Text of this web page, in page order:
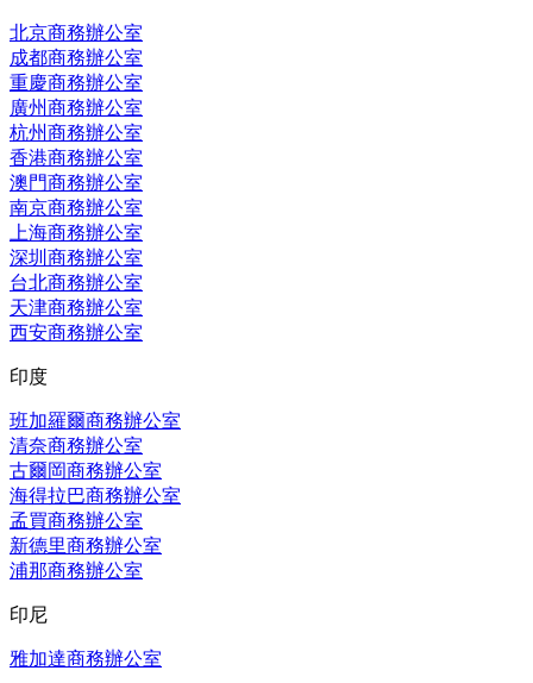
北京商務辦公室
成都商務辦公室
重慶商務辦公室
廣州商務辦公室
杭州商務辦公室
香港商務辦公室
澳門商務辦公室
南京商務辦公室
上海商務辦公室
深圳商務辦公室
台北商務辦公室
天津商務辦公室
西安商務辦公室
印度
班加羅爾商務辦公室
清奈商務辦公室
古爾岡商務辦公室
海得拉巴商務辦公室
孟買商務辦公室
新德里商務辦公室
浦那商務辦公室
印尼
雅加達商務辦公室